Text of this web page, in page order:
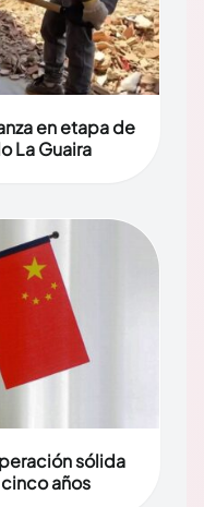
en etapa de
La Guaira
sólida
años